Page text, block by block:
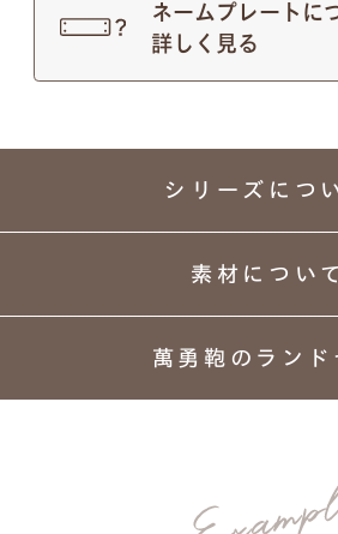
ネームプレートに
詳しく見る
シリーズにつ
クラシカルなコンビ
明日への希望を込
素材について
萬勇鞄のランド
理由
安
安